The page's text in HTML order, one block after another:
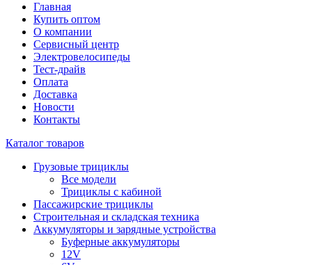
Главная
Купить оптом
О компании
Сервисный центр
Электровелосипеды
Тест-драйв
Оплата
Доставка
Новости
Контакты
Каталог товаров
Грузовые трициклы
Все модели
Трициклы с кабиной
Пассажирские трициклы
Строительная и складская техника
Аккумуляторы и зарядные устройства
Буферные аккумуляторы
12V